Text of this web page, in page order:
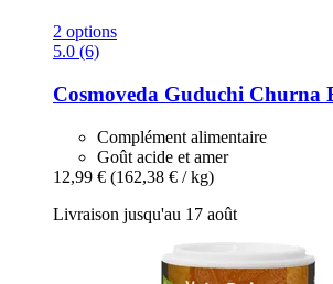
2 options
5.0 (6)
Cosmoveda Guduchi Churna
Complément alimentaire
Goût acide et amer
12,99 € (162,38 € / kg)
Livraison jusqu'au 17 août